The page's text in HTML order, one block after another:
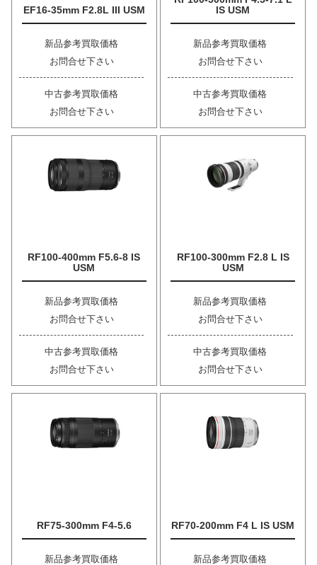
EF16-35mm F2.8L III USM
新品参考買取価格
お問合せ下さい
中古参考買取価格
お問合せ下さい
IS USM
新品参考買取価格
お問合せ下さい
中古参考買取価格
お問合せ下さい
RF100-400mm F5.6-8 IS
USM
新品参考買取価格
お問合せ下さい
中古参考買取価格
お問合せ下さい
RF100-300mm F2.8 L IS
USM
新品参考買取価格
お問合せ下さい
中古参考買取価格
お問合せ下さい
RF75-300mm F4-5.6
新品参考買取価格
RF70-200mm F4 L IS USM
新品参考買取価格